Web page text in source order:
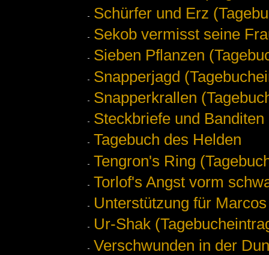
Schürfer und Erz
Sekob vermisst seine
Sieben Pflanzen
Snapperjagd
Snapperkrallen
Steckbriefe und
Tagebuch des Helden
Tengron's Ring
Torlof's Angst vorm
Unterstützung für
Ur-Shak
Verschwunden in der